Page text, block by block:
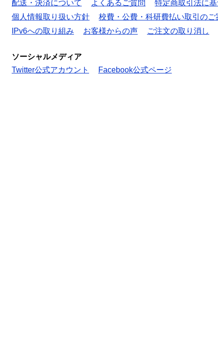
配送・決済について よくあるご質問
特定商取引法に
個人情報取り扱い方針
校費・公費・科研費払い取引のご
IPv6への取り組み
お客様からの声 ご注文の取り消し
ソーシャルメディア
Twitter公式アカウント
Facebook公式ページ